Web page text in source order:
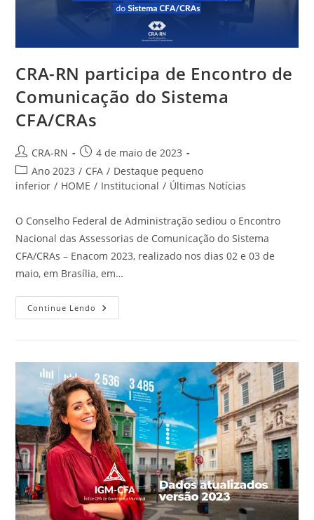
CRA-RN participa de Encontro de
Comunicação do Sistema
CFA/CRAs
Autor
do
post:
CRA-RN
Post
publicado:
4 de maio de 2023
Categoria
do
Ano 2023 / CFA / Destaque pequeno
inferior / HOME / Institucional / Últimas Notícias
O Conselho Federal de Administração sediou o Encontro
Nacional das Assessorias de Comunicação do Sistema
CFA/CRAs – Enacom 2023, realizado nos dias 02 e 03 de
maio, em Brasília, em…
Continue Lendo CRA-
RN
Comunicação
Do
Sistema
CFA/CRAs